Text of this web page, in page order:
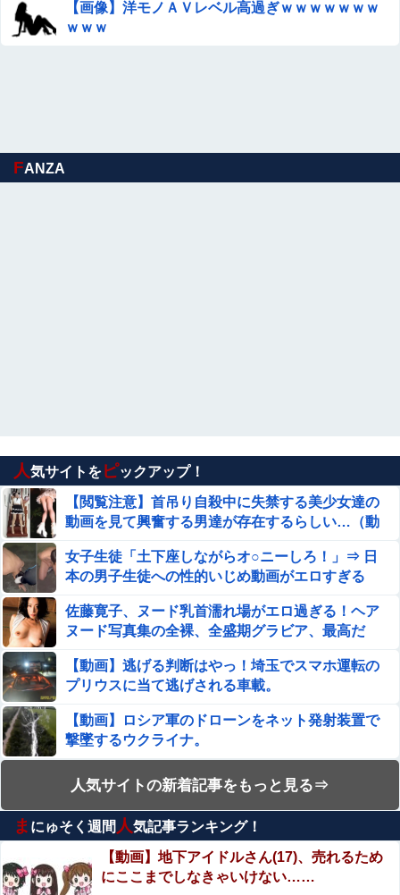
【画像】洋モノＡＶレベル高過ぎｗｗｗｗｗｗｗ
ｗｗｗ
FANZA
人気サイトをピックアップ！
【閲覧注意】首吊り自殺中に失禁する美少女達の
動画を見て興奮する男達が存在するらしい…（動
女子生徒「土下座しながらオ○ニーしろ！」⇒ 日
本の男子生徒への性的いじめ動画がエロすぎる
佐藤寛子、ヌード乳首濡れ場がエロ過ぎる！ヘア
ヌード写真集の全裸、全盛期グラビア、最高だ
【動画】逃げる判断はやっ！埼玉でスマホ運転の
プリウスに当て逃げされる車載。
【動画】ロシア軍のドローンをネット発射装置で
撃墜するウクライナ。
【動画】よく助けられたな。岐阜の川で外国人が
溺れてしまう事故。
エロ漫画『後輩の小悪魔地雷女子をデカチンで理
解らせる話』をrawやhitomiを使わずに無料で読む
方法│めんぼーれんぽー
上西怜、写真集おっぱいがエロい！元NMB48、成
人気サイトの新着記事をもっと見る⇒
ま にゅそく週間 人気記事ランキング！
【動画】地下アイドルさん(17)、売れるため
にここまでしなきゃいけない……